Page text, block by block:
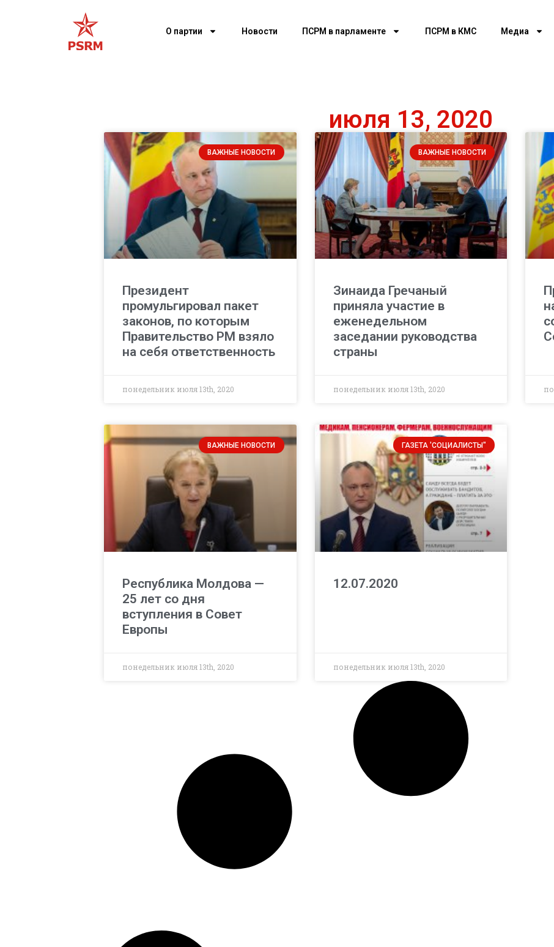
О партии Новости ПСРМ в парламенте ПСРМ в КМС Медиа
июля 13, 2020
ВАЖНЫЕ НОВОСТИ
Президент
промульгировал пакет
законов, по которым
Правительство РМ взяло
на себя ответственность
понедельник июля 13th, 2020
ВАЖНЫЕ НОВОСТИ
Зинаида Гречаный
приняла участие в
еженедельном
заседании руководства
страны
понедельник июля 13th, 2020
ВАЖНЫЕ НОВОСТИ
Республика Молдова —
25 лет со дня
вступления в Совет
Европы
понедельник июля 13th, 2020
ГАЗЕТА 'СОЦИАЛИСТЫ"
12.07.2020
понедельник июля 13th, 2020